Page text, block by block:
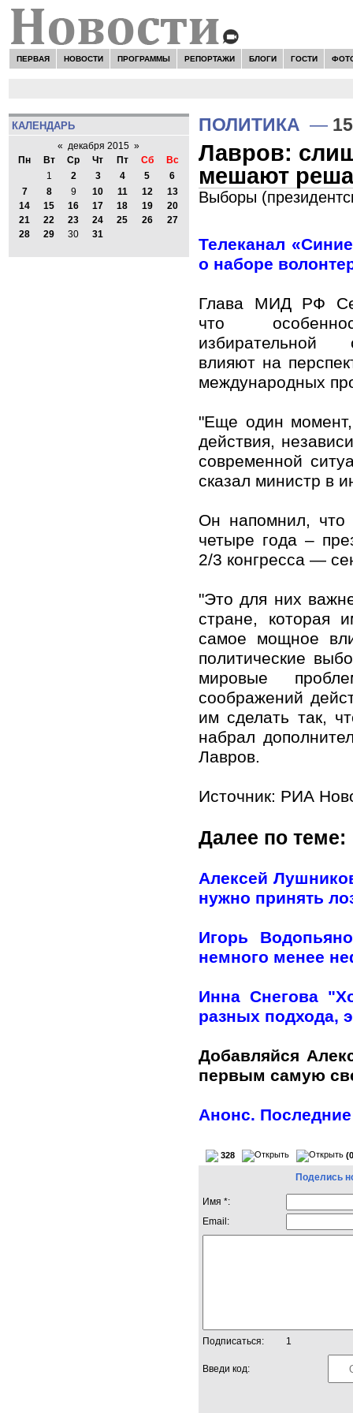
ПЕРВАЯ НОВОСТИ ПРОГРАММЫ РЕПОРТАЖИ БЛОГИ ГОСТИ
КАЛЕНДАРЬ
« декабря 2015 »
Пн
Вт Ср Чт Пт Сб
Вс
1
2 3 4 5
6
7
8 9 10 11 12
13
14
15 16 17 18 19
20
21
22 23 24 25 26
27
28
29 30 31
ПОЛИТИКА —
Лавров:
мешают
Выборы
Телеканал
о наборе
Глава МИД РФ
что
избирательной
влияют на
международных
"Еще один
действия,
современной
сказал министр в
Он напомнил,
четыре года –
2/3 конгресса —
"Это для них
стране, которая
самое мощное
политические
мировые
соображений
им сделать так,
набрал
Лавров.
Источник: РИА
Далее по теме:
Алексей
нужно принять
Игорь
немного менее
Инна Снегова
разных подхода,
Добавляйся
первым самую
Анонс.
328
Поделись
Имя *:
Email:
Подписаться: 1
Введи код: